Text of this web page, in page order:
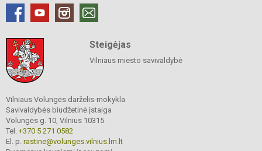
Steigėjas
Vilniaus miesto savivaldybė
Vilniaus Volungės darželis-mokykla
Savivaldybės biudžetinė įstaiga
Volungės g. 10, Vilnius 10315
Tel. +370 5 271 0582
El. p. rastine@volunges.vilnius.lm.lt